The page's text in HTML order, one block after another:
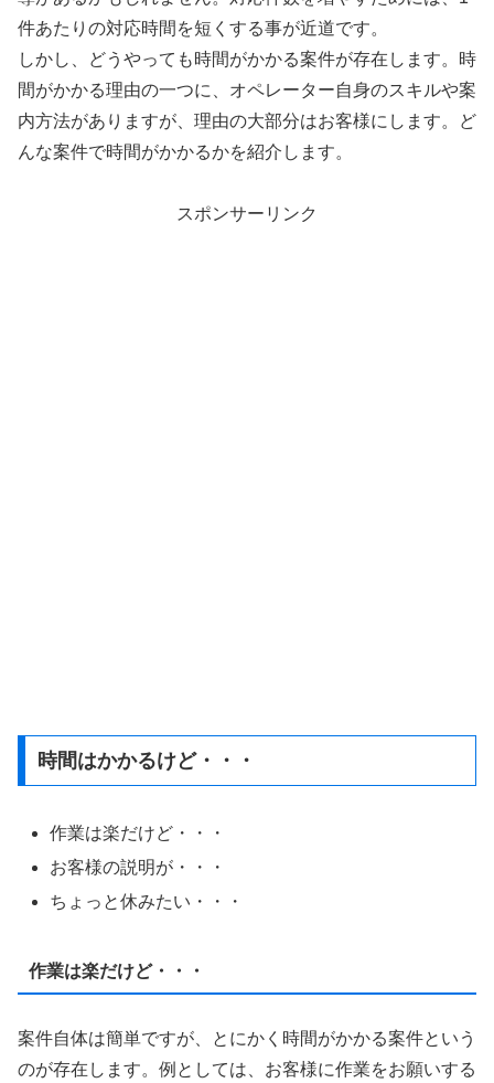
件あたりの対応時間を短くする事が近道です。
しかし、どうやっても時間がかかる案件が存在します。時
間がかかる理由の一つに、オペレーター自身のスキルや案
内方法がありますが、理由の大部分はお客様にします。ど
んな案件で時間がかかるかを紹介します。
スポンサーリンク
時間はかかるけど・・・
作業は楽だけど・・・
お客様の説明が・・・
ちょっと休みたい・・・
作業は楽だけど・・・
案件自体は簡単ですが、とにかく時間がかかる案件という
のが存在します。例としては、お客様に作業をお願いする